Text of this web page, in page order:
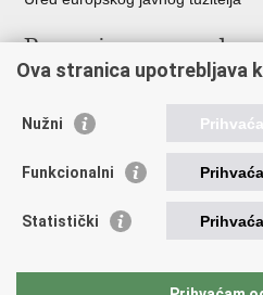
Poveznice
Državno odvjetništvo
Ured za suzbijanje korupcije i
Državnoodvjetničko vijeće
Hrvatska odvjetnička komora
Europski pravosudni portal
Ova stranica upotrebljava
Nužni
Funkcionalni
Statistički